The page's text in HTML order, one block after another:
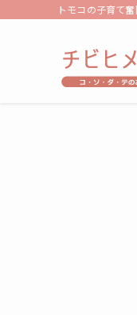
トモコの子育て